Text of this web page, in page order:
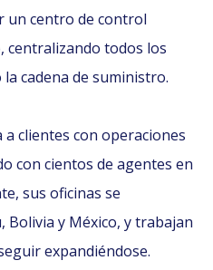
un centro de control
centralizando todos los
cadena de suministro.
a clientes con operaciones
con cientos de agentes en
sus oficinas se
Bolivia y México, y trabajan
expandiéndose.